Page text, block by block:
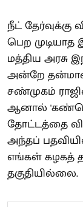
நீட் தேர்வுக்கு
பெற
மத்திய அரசு
அன்றே
சண்முகம்
ஆனால்
தோட்டத்தை
அந்தப்
எங்கள் கழகத்
தகுதியில்லை.